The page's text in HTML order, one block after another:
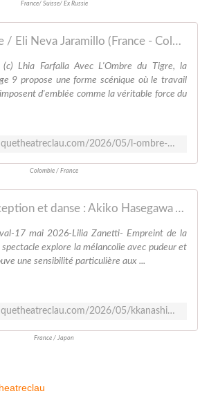
France/ Suisse/ Ex Russie
L'ombre du tigre / Eli Neva Jaramillo (France - Colombie) - critiquetheatreclau.com SPECTACLES VIVANTS
Lhia Farfalla Avec L'Ombre du Tigre, la
9 propose une forme scénique où le travail
d'emblée comme la véritable force du
https://www.critiquetheatreclau.com/2026/05/l-ombre-du-tigre/eli-neva-jaramillo-france-colombie.html
Colombie / France
Kanashimi Conception et danse : Akiko Hasegawa Violon : Aline Zeller japon:France - critiquetheatreclau.com SPECTACLES VIVANTS
17 mai 2026-Lilia Zanetti- Empreint de la
explore la mélancolie avec pudeur et
une sensibilité particulière aux ...
https://www.critiquetheatreclau.com/2026/05/kkanashimi-conception-et-danse-akiko-hasegawa-violon-aline-zeller-japon-france.html
France / Japon